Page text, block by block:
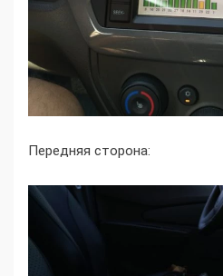
Передняя сторона: